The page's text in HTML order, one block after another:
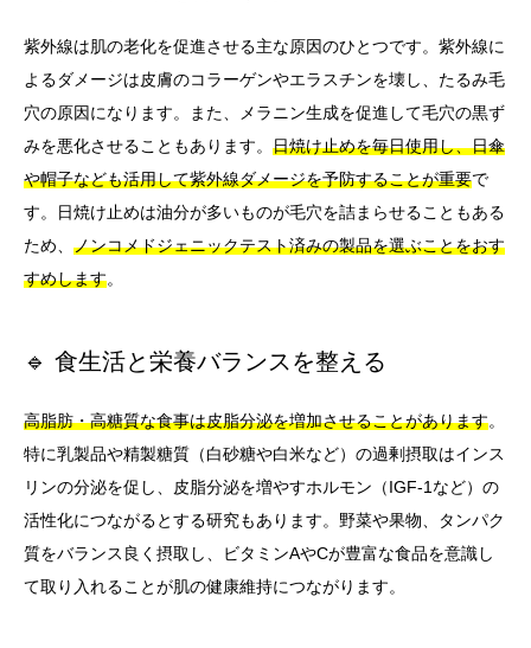
紫外線は肌の老化を促進させる主な原因のひとつです。紫外線に
よるダメージは皮膚のコラーゲンやエラスチンを壊し、たるみ毛
穴の原因になります。また、メラニン生成を促進して毛穴の黒ず
みを悪化させることもあります。 日焼け止めを毎日使用し、日傘
や帽子なども活用して紫外線ダメージを予防することが重要で
す。日焼け止めは油分が多いものが毛穴を詰まらせることもある
ため、 ノンコメドジェニックテスト済みの製品を選ぶことをおす
すめします。
🔹 食生活と栄養バランスを整える
高脂肪・高糖質な食事は皮脂分泌を増加させることがあります。
特に乳製品や精製糖質（白砂糖や白米など）の過剰摂取はインス
リンの分泌を促し、皮脂分泌を増やすホルモン（IGF-1など）の
活性化につながるとする研究もあります。野菜や果物、タンパク
質をバランス良く摂取し、ビタミンAやCが豊富な食品を意識し
て取り入れることが肌の健康維持につながります。